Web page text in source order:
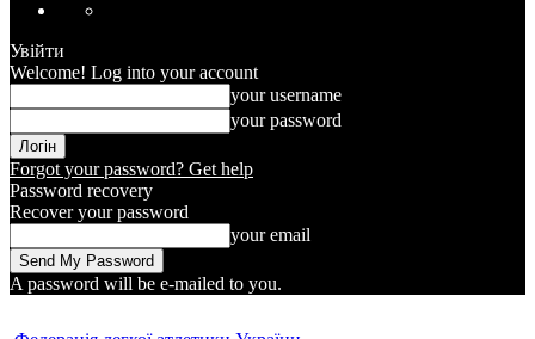
Увійти
Welcome! Log into your account
your username
your password
Forgot your password? Get help
Password recovery
Recover your password
your email
A password will be e-mailed to you.